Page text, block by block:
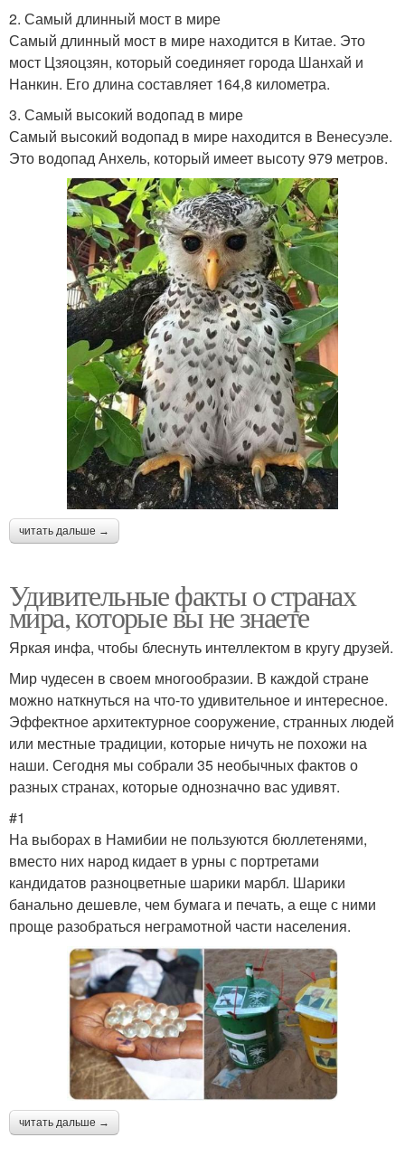
2. Самый длинный мост в мире
Самый длинный мост в мире находится в Китае. Это
мост Цзяоцзян, который соединяет города Шанхай и
Нанкин. Его длина составляет 164,8 километра.
3. Самый высокий водопад в мире
Самый высокий водопад в мире находится в Венесуэле.
Это водопад Анхель, который имеет высоту 979 метров.
читать дальше →
Удивительные факты о странах
мира, которые вы не знаете
Яркая инфа, чтобы блеснуть интеллектом в кругу друзей.
Мир чудесен в своем многообразии. В каждой стране
можно наткнуться на что-то удивительное и интересное.
Эффектное архитектурное сооружение, странных людей
или местные традиции, которые ничуть не похожи на
наши. Сегодня мы собрали 35 необычных фактов о
разных странах, которые однозначно вас удивят.
#1
На выборах в Намибии не пользуются бюллетенями,
вместо них народ кидает в урны с портретами
кандидатов разноцветные шарики марбл. Шарики
банально дешевле, чем бумага и печать, а еще с ними
проще разобраться неграмотной части населения.
читать дальше →